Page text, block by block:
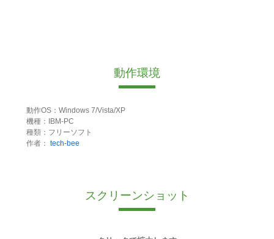
動作環境
動作OS：Windows 7/Vista/XP
機種：IBM-PC
種類：フリーソフト
作者： tech-bee
スクリーンショット